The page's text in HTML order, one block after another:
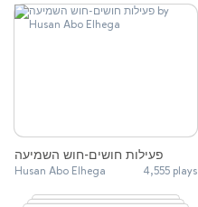
פעילות חושים-חוש השמיעה
Husan Abo Elhega 4,555 plays